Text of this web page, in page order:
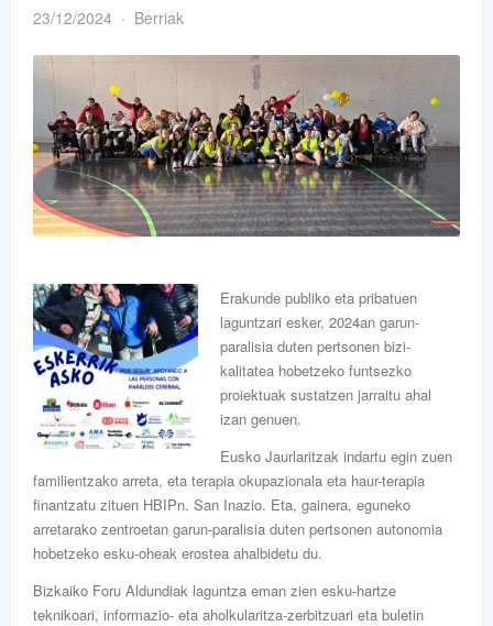
23/12/2024 Berriak
Erakunde publiko eta pribatuen
laguntzari esker, 2024an garun-
paralisia duten pertsonen bizi-
kalitatea hobetzeko funtsezko
proiektuak sustatzen jarraitu ahal
izan genuen.
Eusko Jaurlaritzak indartu egin zuen
familientzako arreta, eta terapia okupazionala eta haur-terapia
finantzatu zituen HBIPn. San Inazio. Eta, gainera, eguneko
arretarako zentroetan garun-paralisia duten pertsonen autonomia
hobetzeko esku-oheak erostea ahalbidetu du.
Bizkaiko Foru Aldundiak laguntza eman zien esku-hartze
teknikoari, informazio- eta aholkularitza-zerbitzuari eta buletin